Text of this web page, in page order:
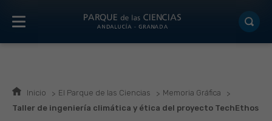
Inicio El Parque de las Ciencias
Memoria Gráfica
Taller de ingeniería climática y ética del proyecto TechEthos